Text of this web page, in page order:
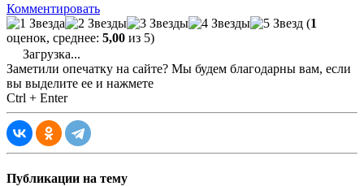
Комментировать
(1
оценок, среднее: 5,00 из 5)
Загрузка...
Заметили опечатку на сайте? Мы будем благодарны вам, если
вы выделите ее и нажмете
Ctrl + Enter
Публикации на тему